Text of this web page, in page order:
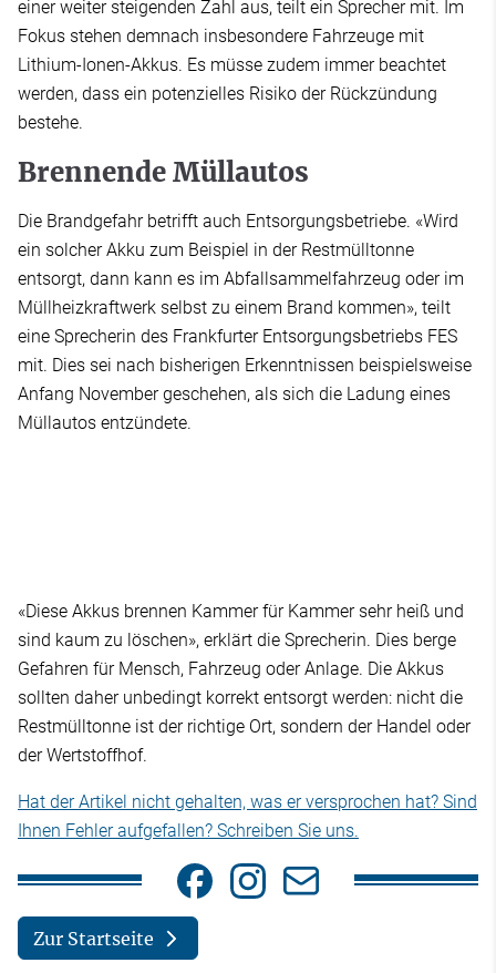
einer weiter steigenden Zahl aus, teilt ein Sprecher mit. Im
Fokus stehen demnach insbesondere Fahrzeuge mit
Lithium-Ionen-Akkus. Es müsse zudem immer beachtet
werden, dass ein potenzielles Risiko der Rückzündung
bestehe.
Brennende Müllautos
Die Brandgefahr betrifft auch Entsorgungsbetriebe. «Wird
ein solcher Akku zum Beispiel in der Restmülltonne
entsorgt, dann kann es im Abfallsammelfahrzeug oder im
Müllheizkraftwerk selbst zu einem Brand kommen», teilt
eine Sprecherin des Frankfurter Entsorgungsbetriebs FES
mit. Dies sei nach bisherigen Erkenntnissen beispielsweise
Anfang November geschehen, als sich die Ladung eines
Müllautos entzündete.
«Diese Akkus brennen Kammer für Kammer sehr heiß und
sind kaum zu löschen», erklärt die Sprecherin. Dies berge
Gefahren für Mensch, Fahrzeug oder Anlage. Die Akkus
sollten daher unbedingt korrekt entsorgt werden: nicht die
Restmülltonne ist der richtige Ort, sondern der Handel oder
der Wertstoffhof.
Hat der Artikel nicht gehalten, was er versprochen hat? Sind
Ihnen Fehler aufgefallen? Schreiben Sie uns.
Zur Startseite